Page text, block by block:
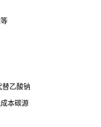
替乙酸钠
本碳源